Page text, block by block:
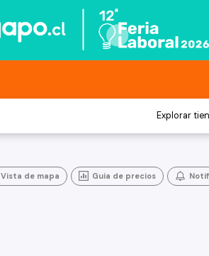
Explorar
Vista de mapa Guia de precios